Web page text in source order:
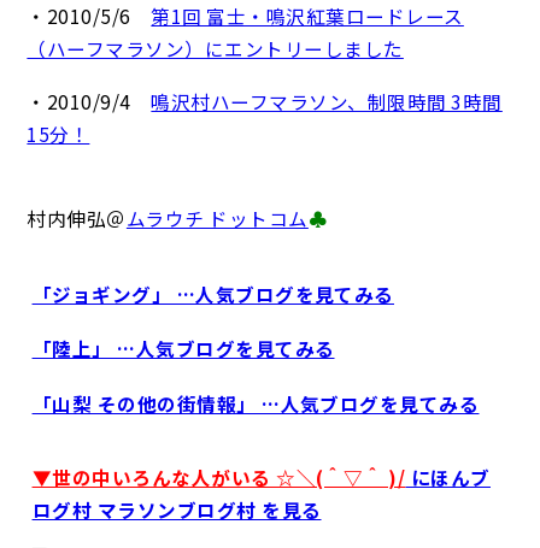
・2010/5/6第1回 富士・鳴沢紅葉ロードレース
（ハーフマラソン）にエントリーしました
・2010/9/4鳴沢村ハーフマラソン、制限時間 3時間
15分！
村内伸弘＠ムラウチ ドットコム♣
「ジョギング」 …人気ブログを見てみる
「陸上」 …人気ブログを見てみる
「山梨 その他の街情報」 …人気ブログを見てみる
▼世の中いろんな人がいる ☆＼(＾▽＾ )/ にほんブ
ログ村 マラソンブログ村 を見る